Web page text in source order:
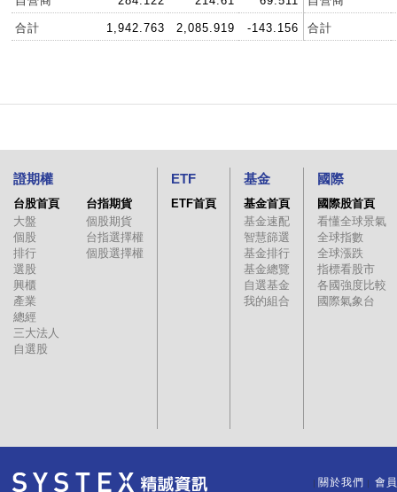
合計 1,942.763 2,085.919 -143.156 合計
證期權
台股首頁
大盤
個股
排行
選股
興櫃
產業
總經
三大法人
自選股
台指期貨
個股期貨
台指選擇權
個股選擇權
ETF
ETF首頁
基金
基金首頁
基金速配
智慧篩選
基金排行
基金總覽
自選基金
我的組合
國際
國際股首頁
看懂全球景氣
全球指數
全球漲跌
指標看股市
各國強度比較
國際氣象台
關於我們 會